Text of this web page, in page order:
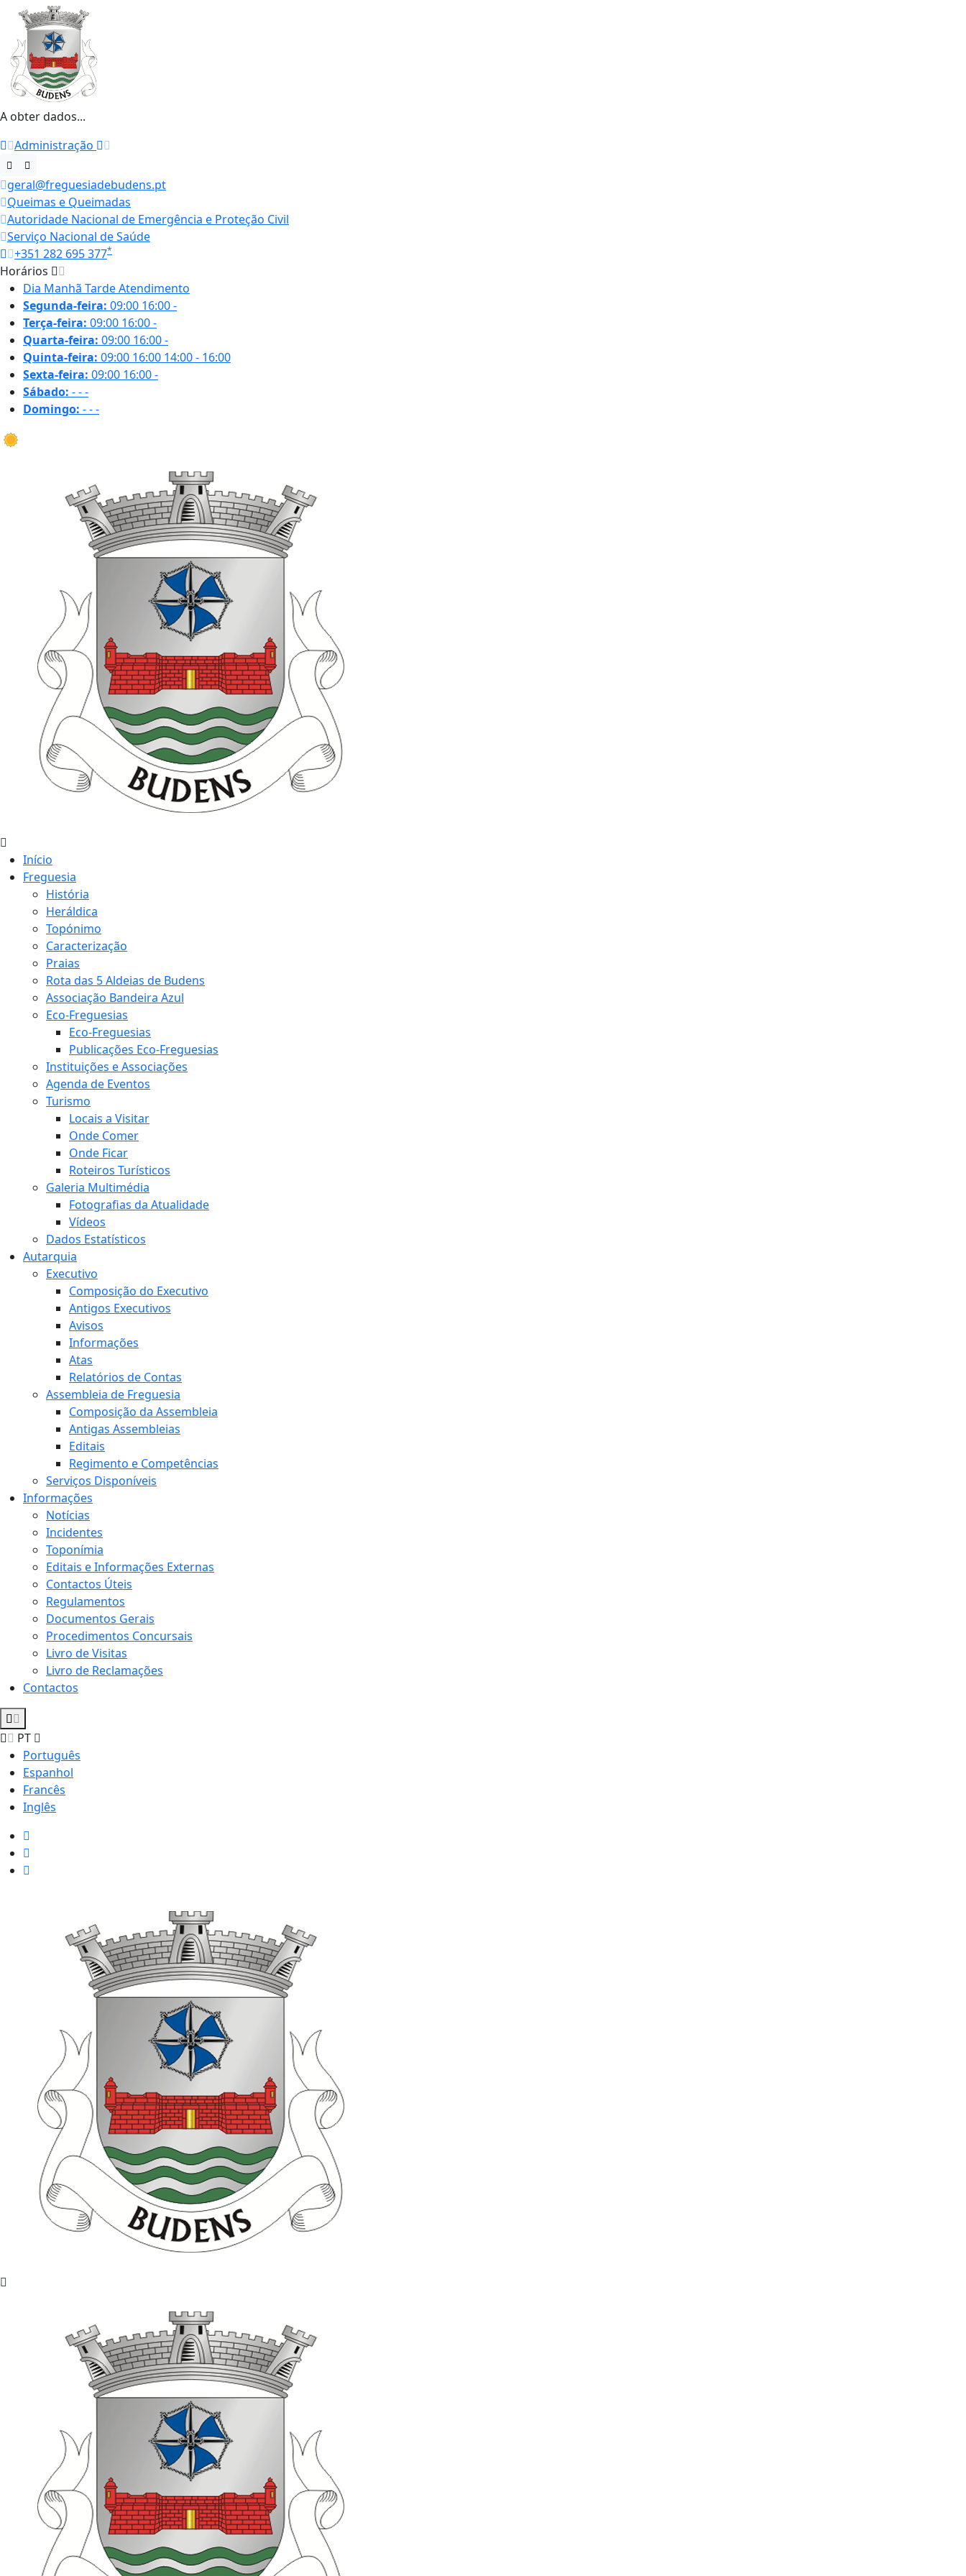
A obter dados...
Administração
geral@freguesiadebudens.pt
Queimas e Queimadas
Autoridade Nacional de Emergência e Proteção Civil
Serviço Nacional de Saúde
+351 282 695 377*
Horários
Dia Manhã TardeAtendimento
Segunda-feira: 09:00 16:00-
Terça-feira: 09:00 16:00-
Quarta-feira: 09:00 16:00-
Quinta-feira: 09:00 16:00 14:00 - 16:00
Sexta-feira: 09:00 16:00-
Sábado: ---
Domingo: ---
Início
Freguesia
História
Heráldica
Topónimo
Caracterização
Praias
Rota das 5 Aldeias de Budens
Associação Bandeira Azul
Eco-Freguesias
Eco-Freguesias
Publicações Eco-Freguesias
Instituições e Associações
Agenda de Eventos
Turismo
Locais a Visitar
Onde Comer
Onde Ficar
Roteiros Turísticos
Galeria Multimédia
Fotografias da Atualidade
Vídeos
Dados Estatísticos
Autarquia
Executivo
Composição do Executivo
Antigos Executivos
Avisos
Informações
Atas
Relatórios de Contas
Assembleia de Freguesia
Composição da Assembleia
Antigas Assembleias
Editais
Regimento e Competências
Serviços Disponíveis
Informações
Notícias
Incidentes
Toponímia
Editais e Informações Externas
Contactos Úteis
Regulamentos
Documentos Gerais
Procedimentos Concursais
Livro de Visitas
Livro de Reclamações
Contactos
PT
Português
Espanhol
Francês
Inglês